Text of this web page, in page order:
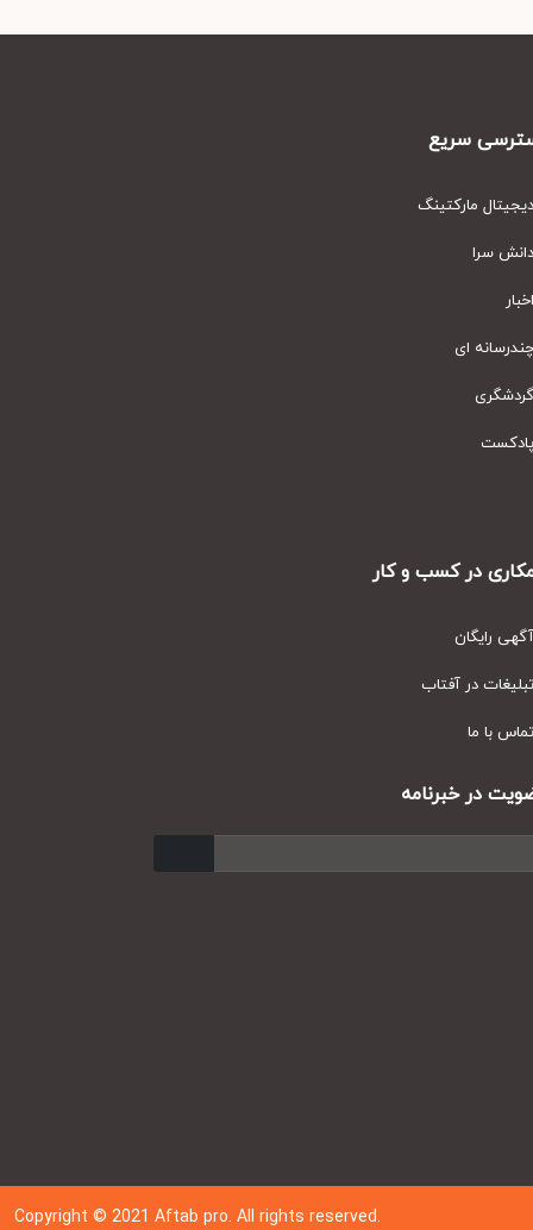
سریع
مارکتینگ
سرا
ای
در کسب و کار
رایگان
در آفتاب
با ما
در خبرنامه
Copyright © 202 1Aftab pro. All rights reserved.